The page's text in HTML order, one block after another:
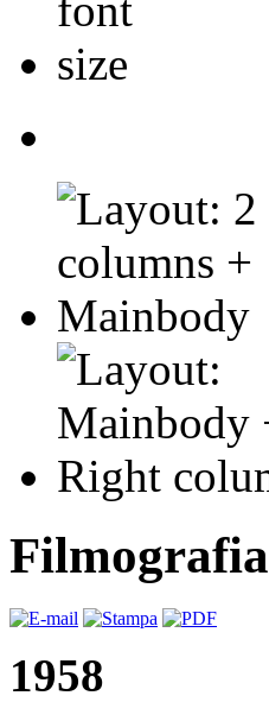
Filmografia
1958